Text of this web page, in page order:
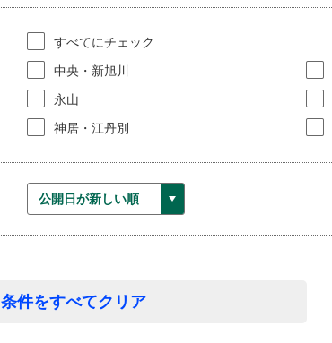
すべてにチェック
中央・新旭川
永山
神居・江丹別
条件をすべてクリア